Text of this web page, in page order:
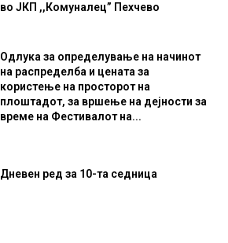
во ЈКП ,,Комуналец” Пехчево
Одлука за определување на начинот
на распределба и цената за
користење на просторот на
плоштадот, за вршење на дејности за
време на Фестивалот на...
Дневен ред за 10-та седница